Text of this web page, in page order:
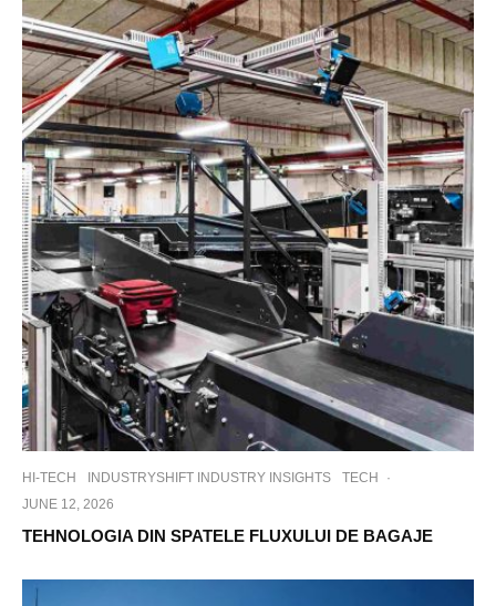
HI-TECH INDUSTRYSHIFT INDUSTRY INSIGHTS TECH
·
JUNE 12, 2026
TEHNOLOGIA DIN SPATELE FLUXULUI DE BAGAJE